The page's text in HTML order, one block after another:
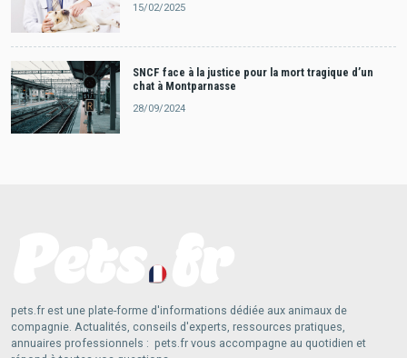
15/02/2025
SNCF face à la justice pour la mort tragique d’un
chat à Montparnasse
28/09/2024
pets.fr est une plate-forme d'informations dédiée aux animaux de
compagnie. Actualités, conseils d'experts, ressources pratiques,
annuaires professionnels : pets.fr vous accompagne au quotidien et